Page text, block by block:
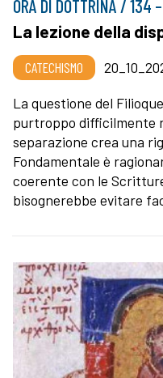
ORA DI DOTTRINA / 134
La lezione della
CATECHISMO
La questione del
purtroppo difficilmente
separazione crea una
Fondamentale è
coerente con le
bisognerebbe evitare